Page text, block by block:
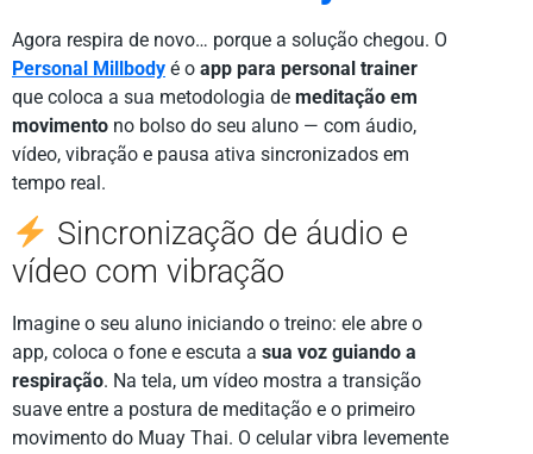
Agora respira de novo… porque a solução chegou. O
Personal Millbody é o app para personal trainer
que coloca a sua metodologia de meditação em
movimento no bolso do seu aluno — com áudio,
vídeo, vibração e pausa ativa sincronizados em
tempo real.
Sincronização de áudio e
vídeo com vibração
Imagine o seu aluno iniciando o treino: ele abre o
app, coloca o fone e escuta a sua voz guiando a
respiração. Na tela, um vídeo mostra a transição
suave entre a postura de meditação e o primeiro
movimento do Muay Thai. O celular vibra levemente